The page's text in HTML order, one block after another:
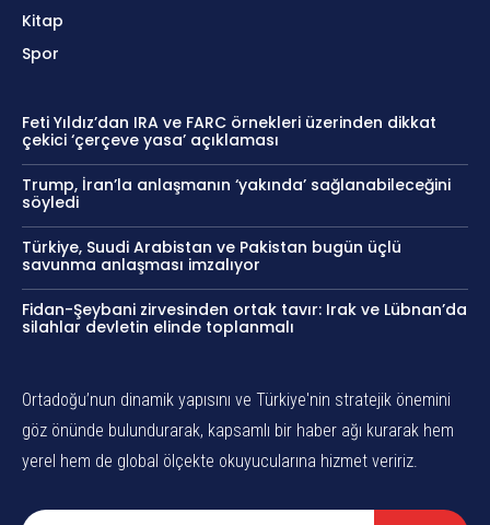
Kitap
Spor
Feti Yıldız’dan IRA ve FARC örnekleri üzerinden dikkat
çekici ‘çerçeve yasa’ açıklaması
Trump, İran’la anlaşmanın ‘yakında’ sağlanabileceğini
söyledi
Türkiye, Suudi Arabistan ve Pakistan bugün üçlü
savunma anlaşması imzalıyor
Fidan-Şeybani zirvesinden ortak tavır: Irak ve Lübnan’da
silahlar devletin elinde toplanmalı
Ortadoğu’nun dinamik yapısını ve Türkiye'nin stratejik önemini
göz önünde bulundurarak, kapsamlı bir haber ağı kurarak hem
yerel hem de global ölçekte okuyucularına hizmet veririz.